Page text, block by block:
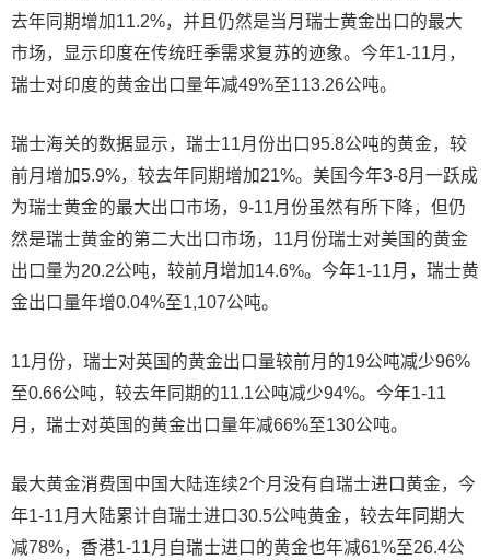
去年同期增加11.2%，并且仍然是当月瑞士黄金出口的最大
市场，显示印度在传统旺季需求复苏的迹象。今年1-11月，
瑞士对印度的黄金出口量年减49%至113.26公吨。
瑞士海关的数据显示，瑞士11月份出口95.8公吨的黄金，较
前月增加5.9%，较去年同期增加21%。美国今年3-8月一跃成
为瑞士黄金的最大出口市场，9-11月份虽然有所下降，但仍
然是瑞士黄金的第二大出口市场，11月份瑞士对美国的黄金
出口量为20.2公吨，较前月增加14.6%。今年1-11月，瑞士黄
金出口量年增0.04%至1,107公吨。
11月份，瑞士对英国的黄金出口量较前月的19公吨减少96%
至0.66公吨，较去年同期的11.1公吨减少94%。今年1-11
月，瑞士对英国的黄金出口量年减66%至130公吨。
最大黄金消费国中国大陆连续2个月没有自瑞士进口黄金，今
年1-11月大陆累计自瑞士进口30.5公吨黄金，较去年同期大
减78%，香港1-11月自瑞士进口的黄金也年减61%至26.4公